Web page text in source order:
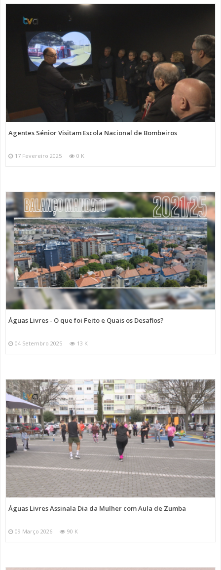
Agentes Sénior Visitam Escola Nacional de Bombeiros
17 Fevereiro 2025 0 K
Águas Livres - O que foi Feito e Quais os Desafios?
04 Setembro 2025 13 K
Águas Livres Assinala Dia da Mulher com Aula de Zumba
09 Março 2026 90 K